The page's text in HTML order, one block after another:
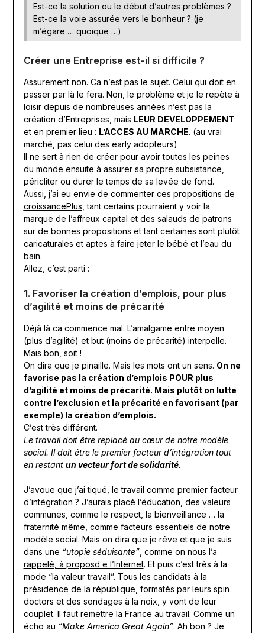
Est-ce la solution ou le début d’autres problèmes ?
Est-ce la voie assurée vers le bonheur ? (je
m’égare … quoique …)
Créer une Entreprise est-il si difficile ?
Assurement non. Ca n’est pas le sujet. Celui qui doit en
passer par là le fera. Non, le problème et je le repète à
loisir depuis de nombreuses années n’est pas la
création d’Entreprises, mais LEUR DEVELOPPEMENT
et en premier lieu : L’ACCES AU MARCHE. (au vrai
marché, pas celui des early adopteurs)
Il ne sert à rien de créer pour avoir toutes les peines
du monde ensuite à assurer sa propre subsistance,
péricliter ou durer le temps de sa levée de fond.
Aussi, j’ai eu envie de commenter ces propositions de
croissancePlus , tant certains pourraient y voir la
marque de l’affreux capital et des salauds de patrons
sur de bonnes propositions et tant certaines sont plutôt
caricaturales et aptes à faire jeter le bébé et l’eau du
bain.
Allez, c’est parti :
1. Favoriser la création d’emplois, pour plus
d’agilité et moins de précarité
Déjà là ca commence mal. L’amalgame entre moyen
(plus d’agilité) et but (moins de précarité) interpelle.
Mais bon, soit !
On dira que je pinaille. Mais les mots ont un sens. On ne
favorise pas la création d’emplois POUR plus
d’agilité et moins de précarité. Mais plutôt on lutte
contre l’exclusion et la précarité en favorisant (par
exemple) la création d’emplois.
C’est très différent.
Le travail doit être replacé au cœur de notre modèle
social. Il doit être le premier facteur d’intégration tout
en restant un vecteur fort de solidarité.
J’avoue que j’ai tiqué, le travail comme premier facteur
d’intégration ? J’aurais placé l’éducation, des valeurs
communes, comme le respect, la bienveillance … la
fraternité même, comme facteurs essentiels de notre
modèle social. Mais on dira que je rêve et que je suis
dans une “utopie séduisante”, comme on nous l’a
rappelé, à proposd e l’Internet. Et puis c’est très à la
mode “la valeur travail”. Tous les candidats à la
présidence de la république, formatés par leurs spin
doctors et des sondages à la noix, y vont de leur
couplet. Il faut remettre la France au travail. Comme un
écho au “Make America Great Again”. Ah bon ? Je